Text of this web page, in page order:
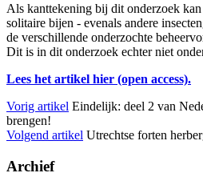
Als kanttekening bij dit onderzoek
solitaire bijen - evenals andere
de verschillende onderzochte
Dit is in dit onderzoek echter niet
Lees het artikel hier (open access).
Vorig artikel Eindelijk: deel 2 van
brengen!
Volgend artikel Utrechtse forten
Archief